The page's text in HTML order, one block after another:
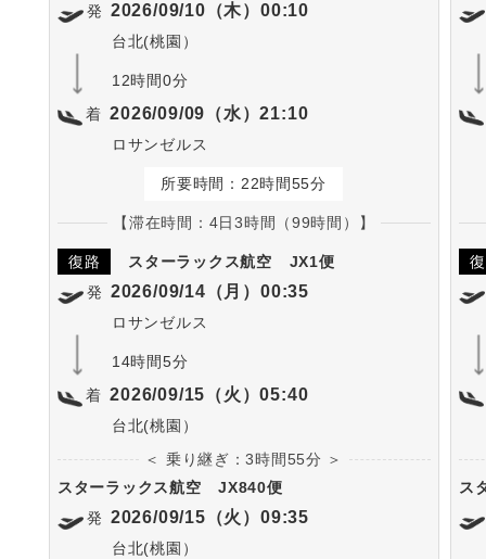
発 2026/09/10（木）00:10
台北(桃園）
12時間0分
着 2026/09/09（水）21:10
ロサンゼルス
所要時間：22時間55分
【滞在時間：4日3時間（99時間）】
復路 スターラックス航空
JX1便
発 2026/09/14（月）00:35
ロサンゼルス
14時間5分
着 2026/09/15（火）05:40
台北(桃園）
＜ 乗り継ぎ：3時間55分 ＞
スターラックス航空
JX840便
発 2026/09/15（火）09:35
台北(桃園）
ス